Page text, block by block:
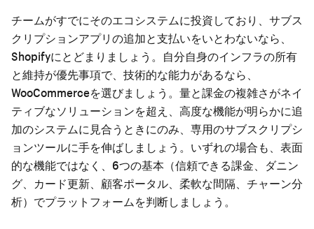
チームがすでにそのエコシステムに投資しており、サブス
クリプションアプリの追加と支払いをいとわないなら、
Shopifyにとどまりましょう。自分自身のインフラの所有
と維持が優先事項で、技術的な能力があるなら、
WooCommerceを選びましょう。量と課金の複雑さがネイ
ティブなソリューションを超え、高度な機能が明らかに追
加のシステムに見合うときにのみ、専用のサブスクリプシ
ョンツールに手を伸ばしましょう。いずれの場合も、表面
的な機能ではなく、6つの基本（信頼できる課金、ダニン
グ、カード更新、顧客ポータル、柔軟な間隔、チャーン分
析）でプラットフォームを判断しましょう。